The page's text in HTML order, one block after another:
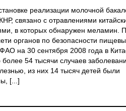
реализации молочной
связано с отравлениями
в которых обнаружен меламин.
органов по безопасности
на 30 сентября 2008 года в
более 54 тысячи случаев
из них 14 тысяч детей были
[...]